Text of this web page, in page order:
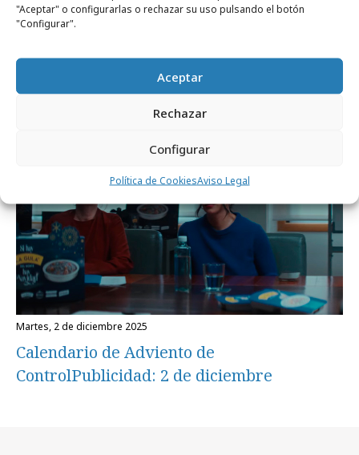
"Aceptar" o configurarlas o rechazar su uso pulsando el botón
"Configurar".
Aceptar
Rechazar
Configurar
Política de CookiesAviso Legal
No, la Pedroche no se va a poner un
vestido de La Gula del Norte
martes, 2 de diciembre 2025
Calendario de Adviento de
ControlPublicidad: 2 de diciembre